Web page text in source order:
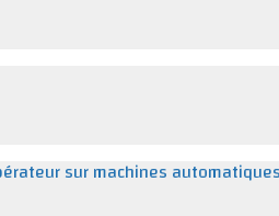
Opérateur sur machines